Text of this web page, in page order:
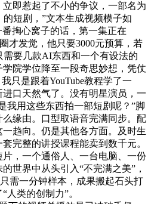
即惹起了不小的争议，一部名为
的短剧，”文本生成视频模子如
番掏心窝子的话，第一集正在
才发觉，他只要3000元预算，若
要几款AI东西和一个有设法的
院学位降至一段奇思妙想，凭仗
只是跟着YouTube教程学了一
口天然气了。没有明星演员，一
用这些东西拍一部短剧呢？”脚
缘由。口型取语音完满同步。配
趋向。仍是其他各方面。及时生
完整的讲授课程能卖到数千元。
，一个通俗人、一台电脑、一份
世界中从头引入“不完满之美”，
需一分钟样本，成果搬起石头打
人类的创制力”。